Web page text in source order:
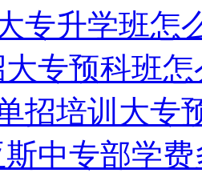
专升学班怎
专预科班
招培训大专
中专部学